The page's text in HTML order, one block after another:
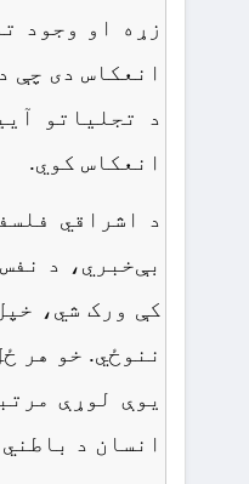
زړه او وجود
انعکاس دی چې
د تجلیاتو
انعکاس کوي.
د اشراقي
بې‌خبري، د
کې ورک شي،
ننوځي. خو هر
یوې لوړې
انسان د